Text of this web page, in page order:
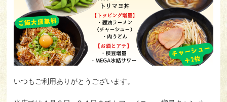
利用規約
Japan(日本語)
いつもご利用ありがとうございます。